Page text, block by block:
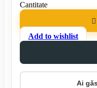
Cantitate

Add to wishlist
Ai